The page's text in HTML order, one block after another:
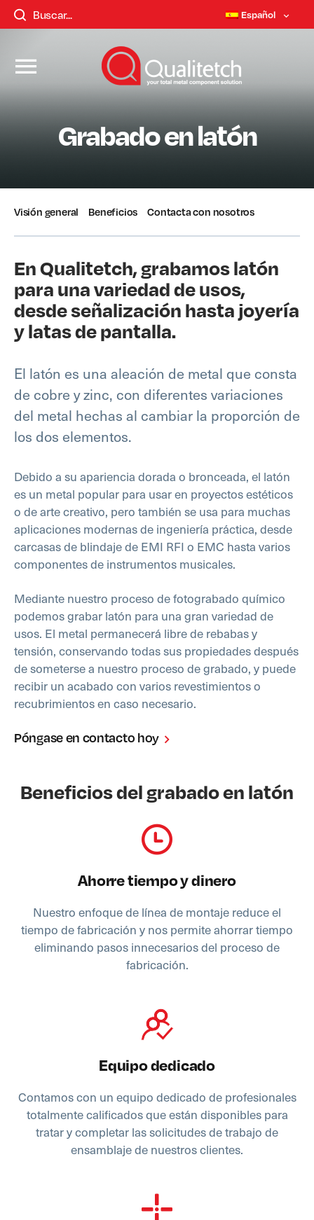
Español
Grabado en latón
Visión general Beneficios Contacta con nosotros
En Qualitetch, grabamos latón
para una variedad de usos,
desde señalización hasta joyería
y latas de pantalla.
El latón es una aleación de metal que consta
de cobre y zinc, con diferentes variaciones
del metal hechas al cambiar la proporción de
los dos elementos.
Debido a su apariencia dorada o bronceada, el latón
es un metal popular para usar en proyectos estéticos
o de arte creativo, pero también se usa para muchas
aplicaciones modernas de ingeniería práctica, desde
carcasas de blindaje de EMI RFI o EMC hasta varios
componentes de instrumentos musicales.
Mediante nuestro proceso de fotograbado químico
podemos grabar latón para una gran variedad de
usos. El metal permanecerá libre de rebabas y
tensión, conservando todas sus propiedades después
de someterse a nuestro proceso de grabado, y puede
recibir un acabado con varios revestimientos o
recubrimientos en caso necesario.
Póngase en contacto hoy
Beneficios del grabado en latón
Ahorre tiempo y dinero
Nuestro enfoque de línea de montaje reduce el
tiempo de fabricación y nos permite ahorrar tiempo
eliminando pasos innecesarios del proceso de
fabricación.
Equipo dedicado
Contamos con un equipo dedicado de profesionales
totalmente calificados que están disponibles para
tratar y completar las solicitudes de trabajo de
ensamblaje de nuestros clientes.